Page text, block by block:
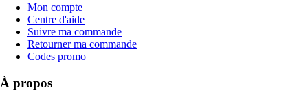
Mon compte
Centre d'aide
Suivre ma commande
Retourner ma commande
Codes promo
À propos